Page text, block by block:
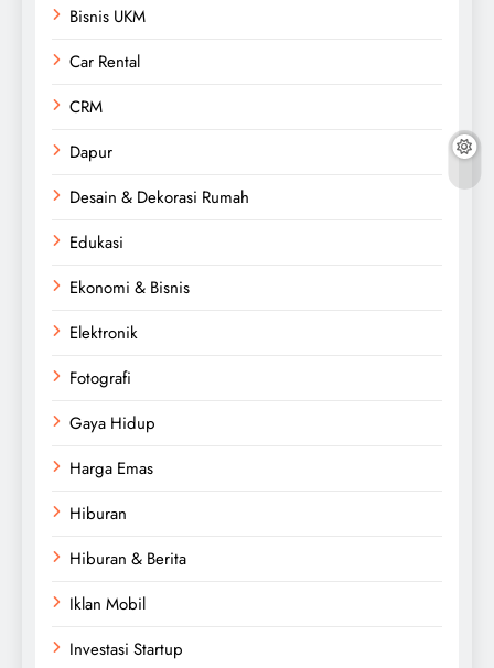
Bisnis UKM
Car Rental
CRM
Dapur
Desain & Dekorasi Rumah
Edukasi
Ekonomi & Bisnis
Elektronik
Fotografi
Gaya Hidup
Harga Emas
Hiburan
Hiburan & Berita
Iklan Mobil
Investasi Startup